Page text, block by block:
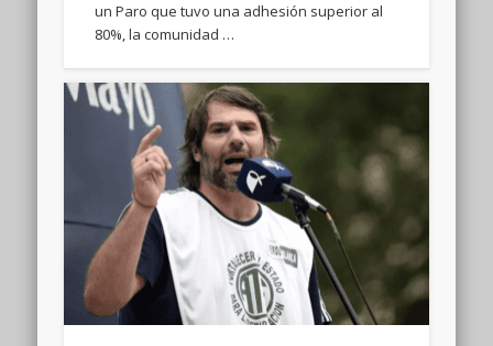
un Paro que tuvo una adhesión superior al
80%, la comunidad …